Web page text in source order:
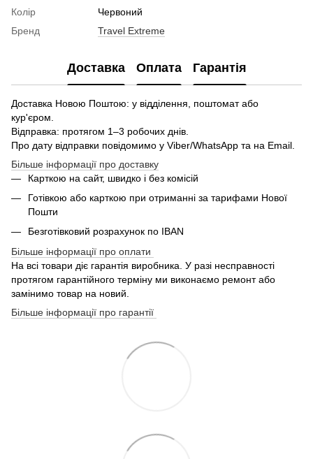
Колір
Червоний
Бренд
Travel Extreme
Доставка Оплата Гарантія
Доставка Новою Поштою: у відділення, поштомат або
кур'єром.
Відправка: протягом 1–3 робочих днів.
Про дату відправки повідомимо у Viber/WhatsApp та на Email.
Більше інформації про доставку
Карткою на сайт, швидко і без комісій
Готівкою або карткою при отриманні за тарифами Нової
Пошти
Безготівковий розрахунок по IBAN
Більше інформації про оплати
На всі товари діє гарантія виробника. У разі несправності
протягом гарантійного терміну ми виконаємо ремонт або
замінимо товар на новий.
Більше інформації про гарантії